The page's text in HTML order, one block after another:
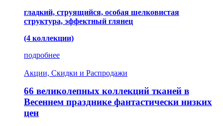
гладкий, струящийся, особая шелковистая
структура, эффектный глянец
(4 коллекции)
подробнее
Акции, Скидки и Распродажи
66 великолепных коллекций тканей в
Весеннем празднике фантастически низких
цен